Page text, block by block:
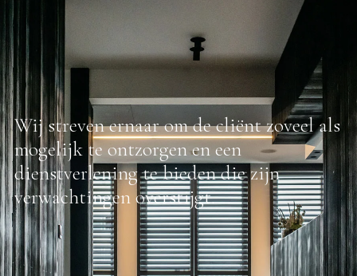
Wij streven ernaar om de cliënt zoveel als
mogelijk te ontzorgen en een
dienstverlening te bieden die zijn
verwachtingen overstijgt.